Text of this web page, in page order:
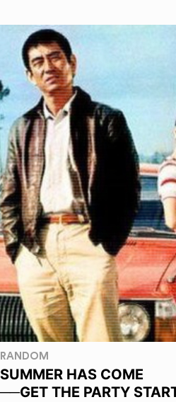
RANDOM
SUMMER HAS COME
──GET THE PARTY